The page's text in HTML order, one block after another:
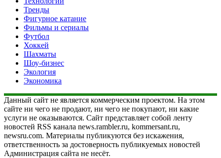
Тренды
Фигурное катание
Фильмы и сериалы
Футбол
Хоккей
Шахматы
Шоу-бизнес
Экология
Экономика
Данный сайт не является коммерческим проектом. На этом
сайте ни чего не продают, ни чего не покупают, ни какие
услуги не оказываются. Сайт представляет собой ленту
новостей RSS канала news.rambler.ru, kommersant.ru,
newsru.com. Материалы публикуются без искажения,
ответственность за достоверность публикуемых новостей
Администрация сайта не несёт.